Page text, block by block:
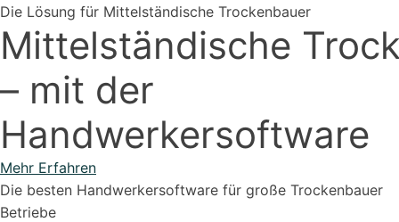
Die Lösung für Mittelständische Trockenbauer
Mittelständische
– mit der
Handwerkersoftware
Mehr Erfahren
Die besten Handwerkersoftware für große Trockenbauer
Betriebe